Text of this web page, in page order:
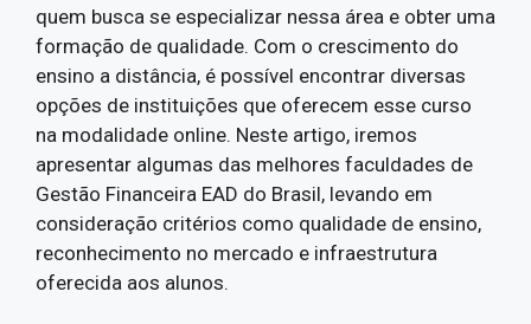
quem busca se especializar nessa área e obter uma
formação de qualidade. Com o crescimento do
ensino a distância, é possível encontrar diversas
opções de instituições que oferecem esse curso
na modalidade online. Neste artigo, iremos
apresentar algumas das melhores faculdades de
Gestão Financeira EAD do Brasil, levando em
consideração critérios como qualidade de ensino,
reconhecimento no mercado e infraestrutura
oferecida aos alunos.